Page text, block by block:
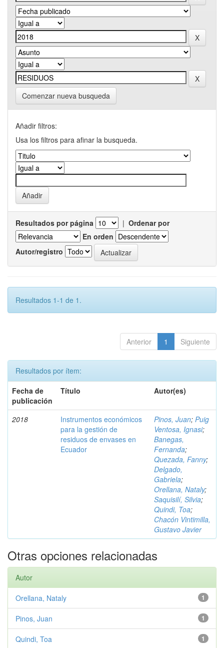
Comenzar nueva busqueda
Añadir filtros:
Usa los filtros para afinar la busqueda.
Resultados por página | Ordenar por
En orden
Autor/registro
Resultados 1-1 de 1.
Anterior 1 Siguiente
Resultados por ítem:
Fecha de
publicación
Título Autor(es)
2018
Instrumentos económicos
para la gestión de
residuos de envases en
Ecuador
Pinos, Juan; Puig
Ventosa, Ignasi;
Banegas,
Fernanda;
Quezada, Fanny;
Delgado,
Gabriela;
Orellana, Nataly;
Saquisilí, Silvia;
Quindi, Toa;
Chacón Vintimilla,
Gustavo Javier
Otras opciones relacionadas
Autor
1
Orellana, Nataly
1
Pinos, Juan
1
Quindi, Toa